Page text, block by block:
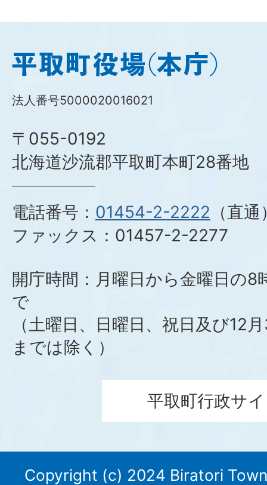
平
取
町
役
場
(本
庁)
法人番号5000020016021
〒055-0192
北海道沙流郡平取町本町28番地
電話番号： 01454-2-2222 （直
ファックス： 01457-2-2277
開庁時間：月曜日から金曜日の8
で
（土曜日、日曜日、祝日及び12
までは除く）
平取町行政サ
Copyright (c) 2024 Biratori